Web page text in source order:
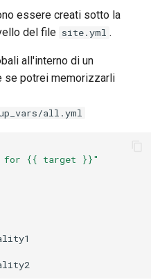
essere creati sotto la
del file site.yml .
all'interno di un
se potrei memorizzarli
all.yml
for {{ target }}"